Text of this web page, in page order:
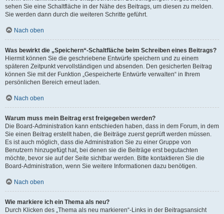
sehen Sie eine Schaltfläche in der Nähe des Beitrags, um diesen zu melden.
Sie werden dann durch die weiteren Schritte geführt.
Nach oben
Was bewirkt die „Speichern“-Schaltfläche beim Schreiben eines Beitrags?
Hiermit können Sie die geschriebene Entwürfe speichern und zu einem
späteren Zeitpunkt vervollständigen und absenden. Den gesicherten Beitrag
können Sie mit der Funktion „Gespeicherte Entwürfe verwalten“ in Ihrem
persönlichen Bereich erneut laden.
Nach oben
Warum muss mein Beitrag erst freigegeben werden?
Die Board-Administration kann entschieden haben, dass in dem Forum, in dem
Sie einen Beitrag erstellt haben, die Beiträge zuerst geprüft werden müssen.
Es ist auch möglich, dass die Administration Sie zu einer Gruppe von
Benutzern hinzugefügt hat, bei denen sie die Beiträge erst begutachten
möchte, bevor sie auf der Seite sichtbar werden. Bitte kontaktieren Sie die
Board-Administration, wenn Sie weitere Informationen dazu benötigen.
Nach oben
Wie markiere ich ein Thema als neu?
Durch Klicken des „Thema als neu markieren“-Links in der Beitragsansicht